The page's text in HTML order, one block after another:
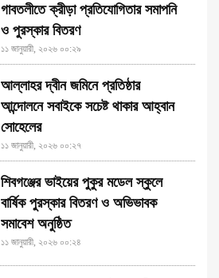
গাবতলীতে ক্রীড়া প্রতিযোগিতার সমাপনি
ও পুরস্কার বিতরণ
১১ জানুয়ারী, ২০২৬ ০০:২৯
আল্লাহর দ্বীন জমিনে প্রতিষ্ঠার
আন্দোলনে সবাইকে সচেষ্ট থাকার আহ্বান
সোহেলের
১১ জানুয়ারী, ২০২৬ ০০:২৭
শিবগঞ্জের ভাইয়ের পুকুর মডেল স্কুলে
বার্ষিক পুরস্কার বিতরণ ও অভিভাবক
সমাবেশ অনুষ্ঠিত
১১ জানুয়ারী, ২০২৬ ০০:২৪